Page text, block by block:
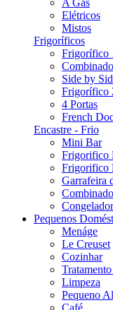
A Gás
Elétricos
Mistos
Frigoríficos
Frigorífico
Side by
Frigorífico
4 Portas
French
Encastre - Frio
Mini Bar
Frigorifico
Frigorifico
Garrafeira
Pequenos
Menáge
Le Creuset
Cozinhar
Limpeza
Pequeno
Café